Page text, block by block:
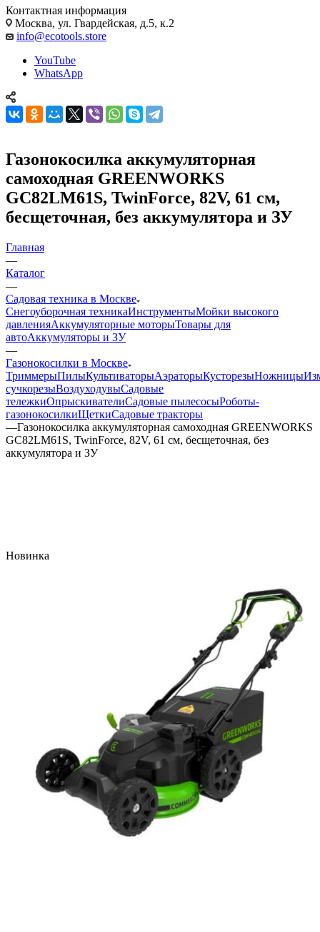
Контактная информация
Москва, ул. Гвардейская, д.5, к.2
info@ecotools.store
YouTube
WhatsApp
Газонокосилка аккумуляторная
самоходная GREENWORKS
GC82LM61S, TwinForce, 82V, 61 см,
бесщеточная, без аккумулятора и ЗУ
Главная
—
Каталог
—
Садовая техника в Москве
Снегоуборочная техникаИнструментыМойки высокого
давленияАккумуляторные моторыТовары для
автоАккумуляторы и ЗУ
—
Газонокосилки в Москве
ТриммерыПилыКультиваторыАэраторыКусторезыНожницы
сучкорезыВоздуходувыСадовые
тележкиОпрыскивателиСадовые пылесосыРоботы-
газонокосилкиЩеткиСадовые тракторы
—Газонокосилка аккумуляторная самоходная GREENWORKS
GC82LM61S, TwinForce, 82V, 61 см, бесщеточная, без
аккумулятора и ЗУ
Новинка